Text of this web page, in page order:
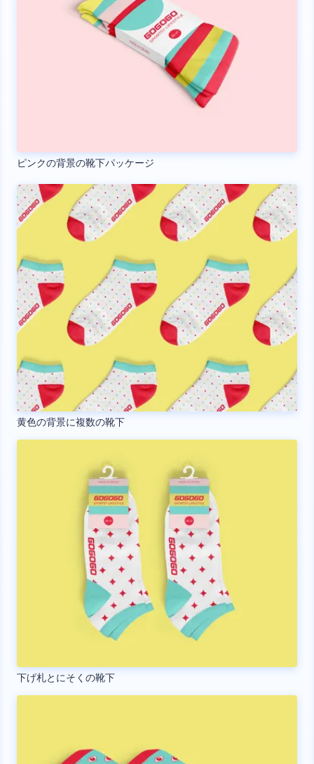
ピンクの背景の靴下パッケージ
黄色の背景に複数の靴下
下げ札とにそくの靴下